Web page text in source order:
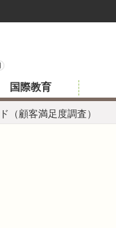
（顧客満足度調査）
国際教育